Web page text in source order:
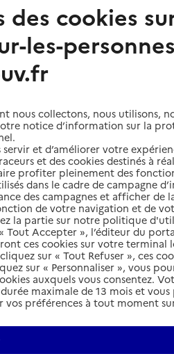
l'annuaire
infirmiers à
- Instance de
et services autour de
des cookies
les-
nous collectons, nous utilisons,
notice d’information sur la
et d’améliorer votre
et des cookies destinés à
profiter pleinement des
dans le cadre de campagne
des campagnes et afficher de
de votre navigation et de
la partie sur notre politique
Tout Accepter », l’éditeur du
ces cookies sur votre terminal
sur « Tout Refuser », ces
sur « Personnaliser », vous
auxquels vous consentez.
maximale de 13 mois et
préférences à tout moment